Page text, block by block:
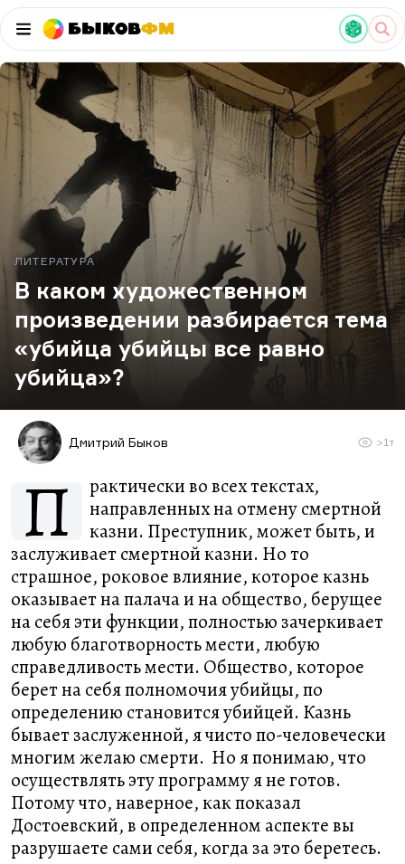
БыковФМ
ЛИТЕРАТУРА
В каком художественном
произведении разбирается тема
«убийца убийцы все равно
убийца»?
Дмитрий Быков >1т
П
рактически во всех текстах,
направленных на отмену смертной
казни. Преступник, может быть, и
заслуживает смертной казни. Но то
страшное, роковое влияние, которое казнь
оказывает на палача и на общество, берущее
на себя эти функции, полностью зачеркивает
любую благотворность мести, любую
справедливость мести. Общество, которое
берет на себя полномочия убийцы, по
определению становится убийцей. Казнь
бывает заслуженной, я чисто по-человечески
многим желаю смерти. Но я понимаю, что
осуществлять эту программу я не готов.
Потому что, наверное, как показал
Достоевский, в определенном аспекте вы
разрушаете сами себя, когда за это беретесь.